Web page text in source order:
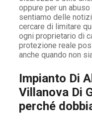
oppure per un
sentiamo delle
cercare di limitare
ogni proprietario di
protezione reale
anche quando non
Impianto Di
Villanova Di
perché